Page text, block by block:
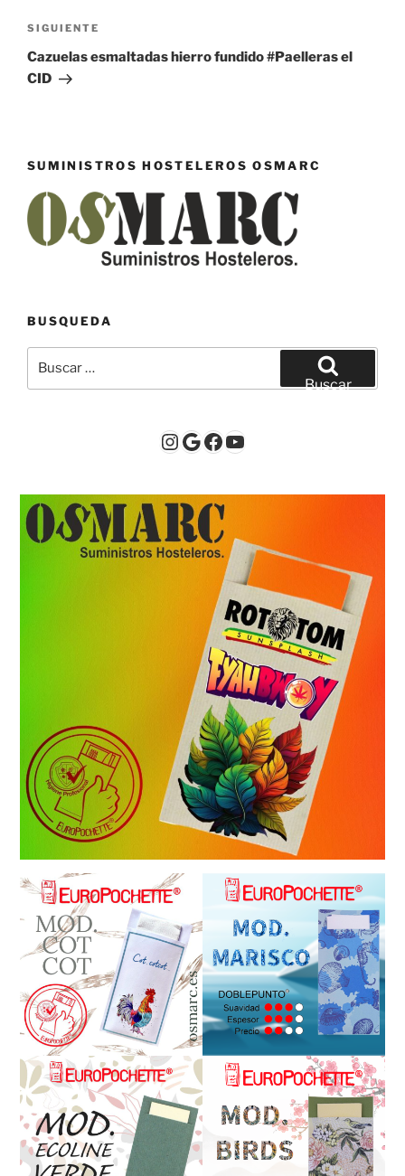
Siguiente
entrada
SIGUIENTE
Cazuelas esmaltadas hierro fundido #Paelleras el
CID
SUMINISTROS HOSTELEROS OSMARC
BUSQUEDA
por:
Buscar
Instagram
Google
Facebook
YouTube